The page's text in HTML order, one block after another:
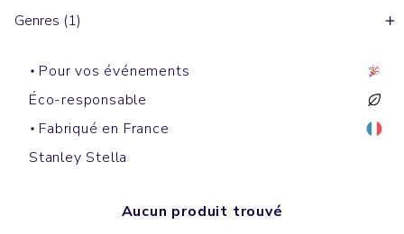
Genres (1)
Pour vos événements
Éco-responsable
Fabriqué en France
Stanley Stella
Aucun produit trouvé